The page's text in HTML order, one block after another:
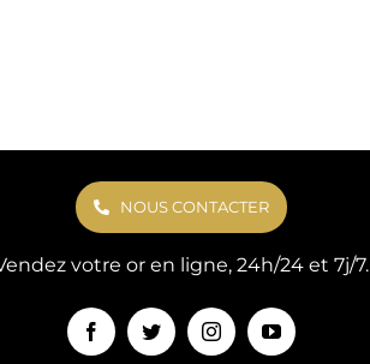
NOUS CONTACTER
votre or en ligne, 24h/24 et 7j/7.